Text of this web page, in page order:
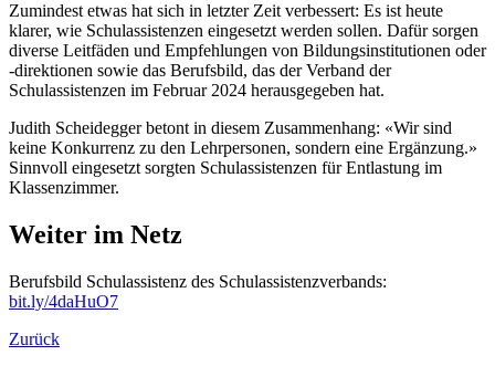
Zumindest etwas hat sich in letzter Zeit verbessert: Es ist heute
klarer, wie Schulassistenzen eingesetzt werden sollen. Dafür sorgen
diverse Leitfäden und Empfehlungen von Bildungsinstitutionen oder
-direktionen sowie das Berufsbild, das der Verband der
Schulassistenzen im Februar 2024 herausgegeben hat.
Judith Scheidegger betont in diesem Zusammenhang: «Wir sind
keine Konkurrenz zu den Lehrpersonen, sondern eine Ergänzung.»
Sinnvoll eingesetzt sorgten Schulassistenzen für Entlastung im
Klassenzimmer.
Weiter im Netz
Berufsbild Schulassistenz des Schulassistenzverbands:
bit.ly/4daHuO7
Zurück